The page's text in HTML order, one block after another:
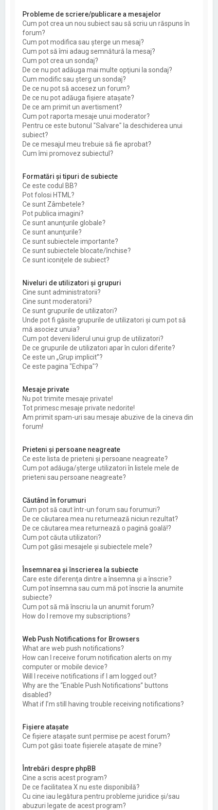
Probleme de scriere/publicare a mesajelor
Cum pot crea un nou subiect sau să scriu un răspuns în
forum?
Cum pot modifica sau şterge un mesaj?
Cum pot să îmi adaug semnătură la mesaj?
Cum pot crea un sondaj?
De ce nu pot adăuga mai multe opţiuni la sondaj?
Cum modific sau şterg un sondaj?
De ce nu pot să accesez un forum?
De ce nu pot adăuga fişiere ataşate?
De ce am primit un avertisment?
Cum pot raporta mesaje unui moderator?
Pentru ce este butonul "Salvare" la deschiderea unui
subiect?
De ce mesajul meu trebuie să fie aprobat?
Cum îmi promovez subiectul?
Formatări şi tipuri de subiecte
Ce este codul BB?
Pot folosi HTML?
Ce sunt Zâmbetele?
Pot publica imagini?
Ce sunt anunţurile globale?
Ce sunt anunţurile?
Ce sunt subiectele importante?
Ce sunt subiectele blocate/închise?
Ce sunt iconiţele de subiect?
Niveluri de utilizatori şi grupuri
Cine sunt administratorii?
Cine sunt moderatorii?
Ce sunt grupurile de utilizatori?
Unde pot fi găsite grupurile de utilizatori şi cum pot să
mă asociez unuia?
Cum pot deveni liderul unui grup de utilizatori?
De ce grupurile de utilizatori apar în culori diferite?
Ce este un „Grup implicit”?
Ce este pagina "Echipa"?
Mesaje private
Nu pot trimite mesaje private!
Tot primesc mesaje private nedorite!
Am primit spam-uri sau mesaje abuzive de la cineva din
forum!
Prieteni şi persoane neagreate
Ce este lista de prieteni şi persoane neagreate?
Cum pot adăuga/şterge utilizatori în listele mele de
prieteni sau persoane neagreate?
Căutând în forumuri
Cum pot să caut într-un forum sau forumuri?
De ce căutarea mea nu returnează niciun rezultat?
De ce căutarea mea returnează o pagină goală!?
Cum pot căuta utilizatori?
Cum pot găsi mesajele şi subiectele mele?
Însemnarea şi înscrierea la subiecte
Care este diferenţa dintre a însemna şi a înscrie?
Cum pot însemna sau cum mă pot înscrie la anumite
subiecte?
Cum pot să mă înscriu la un anumit forum?
How do I remove my subscriptions?
Web Push Notifications for Browsers
What are web push notifications?
How can I receive forum notification alerts on my
computer or mobile device?
Will I receive notifications if I am logged out?
Why are the “Enable Push Notifications” buttons
disabled?
What if I’m still having trouble receiving notifications?
Fişiere ataşate
Ce fişiere ataşate sunt permise pe acest forum?
Cum pot găsi toate fişierele ataşate de mine?
Întrebări despre phpBB
Cine a scris acest program?
De ce facilitatea X nu este disponibilă?
Cu cine iau legătura pentru probleme juridice şi/sau
abuzuri legate de acest program?